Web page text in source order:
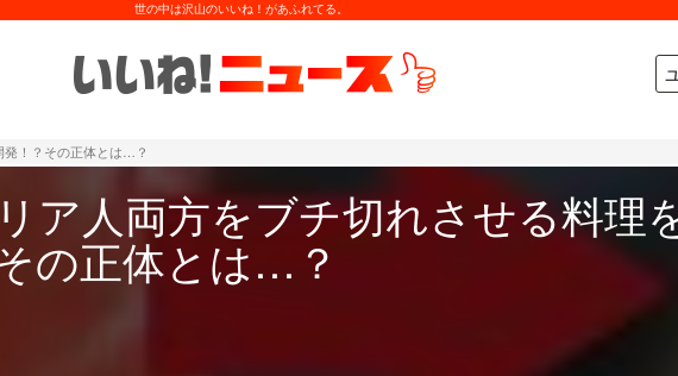
世の中は沢山のいいね！があふれてる。
発！？その正体とは…？
ア人両方をブチ切れさせる料理
の正体とは…？